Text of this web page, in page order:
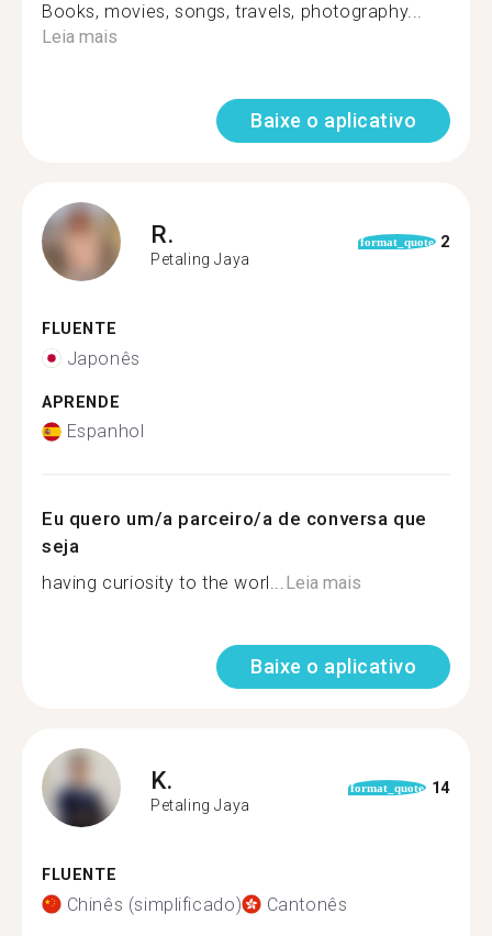
Books, movies, songs, travels, photography...
Leia mais
Baixe o aplicativo
R.
Petaling Jaya
format_quote 2
FLUENTE
Japonês
APRENDE
Espanhol
Eu quero um/a parceiro/a de conversa que
seja
having curiosity to the worl...Leia mais
Baixe o aplicativo
K.
Petaling Jaya
format_quote 14
FLUENTE
Chinês (simplificado) Cantonês